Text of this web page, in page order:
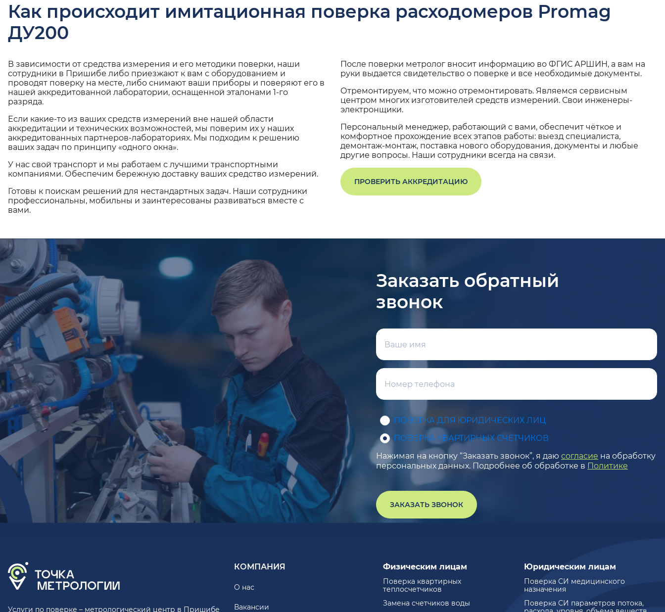
Как происходит имитационная поверка расходомеров Promag
ДУ200
В зависимости от средства измерения и его методики поверки, наши
сотрудники в Пришибе либо приезжают к вам с оборудованием и
проводят поверку на месте, либо снимают ваши приборы и поверяют его в
нашей аккредитованной лаборатории, оснащенной эталонами 1-го
разряда.
Если какие-то из ваших средств измерений вне нашей области
аккредитации и технических возможностей, мы поверим их у наших
аккредитованных партнеров-лабораториях. Мы подходим к решению
ваших задач по принципу «одного окна».
У нас свой транспорт и мы работаем с лучшими транспортными
компаниями. Обеспечим бережную доставку ваших средство измерений.
Готовы к поискам решений для нестандартных задач. Наши сотрудники
профессиональны, мобильны и заинтересованы развиваться вместе с
вами.
После поверки метролог вносит информацию во ФГИС АРШИН, а вам на
руки выдается свидетельство о поверке и все необходимые документы.
Отремонтируем, что можно отремонтировать. Являемся сервисным
центром многих изготовителей средств измерений. Свои инженеры-
электронщики.
Персональный менеджер, работающий с вами, обеспечит чёткое и
комфортное прохождение всех этапов работы: выезд специалиста,
демонтаж-монтаж, поставка нового оборудования, документы и любые
другие вопросы. Наши сотрудники всегда на связи.
ПРОВЕРИТЬ АККРЕДИТАЦИЮ
Заказать обратный
звонок
ПОВЕРКА ДЛЯ ЮРИДИЧЕСКИХ ЛИЦ
ПОВЕРКА КВАРТИРНЫХ СЧЕТЧИКОВ
Нажимая на кнопку “Заказать звонок”, я даю согласие на обработку
персональных данных. Подробнее об обработке в Политике
ЗАКАЗАТЬ ЗВОНОК
Услуги по поверке – метрологический центр в Пришибе
КОМПАНИЯ
О нас
Вакансии
Физическим лицам
Поверка квартирных
теплосчетчиков
Замена счетчиков воды
Юридическим лицам
Поверка СИ медицинского
назначения
Поверка СИ параметров потока,